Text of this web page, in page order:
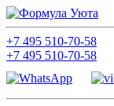
+7 495 510-70-58
+7 495 510-70-58